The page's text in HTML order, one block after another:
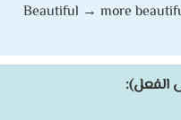
Beautiful → more